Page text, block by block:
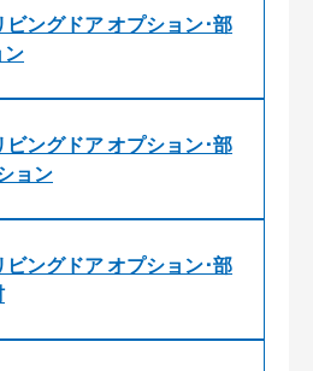
ングドア オプション･部
ン
ングドア オプション･部
ョン
ングドア オプション･部